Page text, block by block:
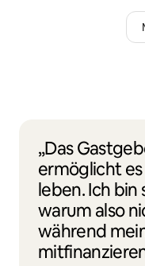
„Das
ermöglicht
leben. Ich bin
warum also
während